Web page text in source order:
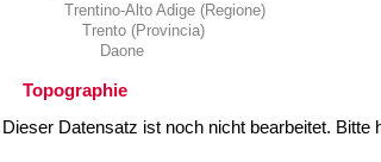
Trentino-Alto Adige (Regione)
Trento (Provincia)
Daone
Topographie
Dieser Datensatz ist noch nicht bearbeitet. Bitte